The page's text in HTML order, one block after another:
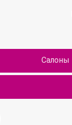
Салоны